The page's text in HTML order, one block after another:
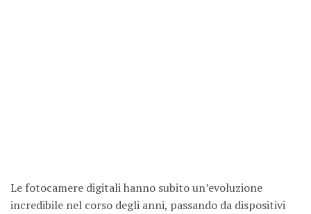
Le fotocamere digitali hanno subito un’evoluzione
incredibile nel corso degli anni, passando da dispositivi